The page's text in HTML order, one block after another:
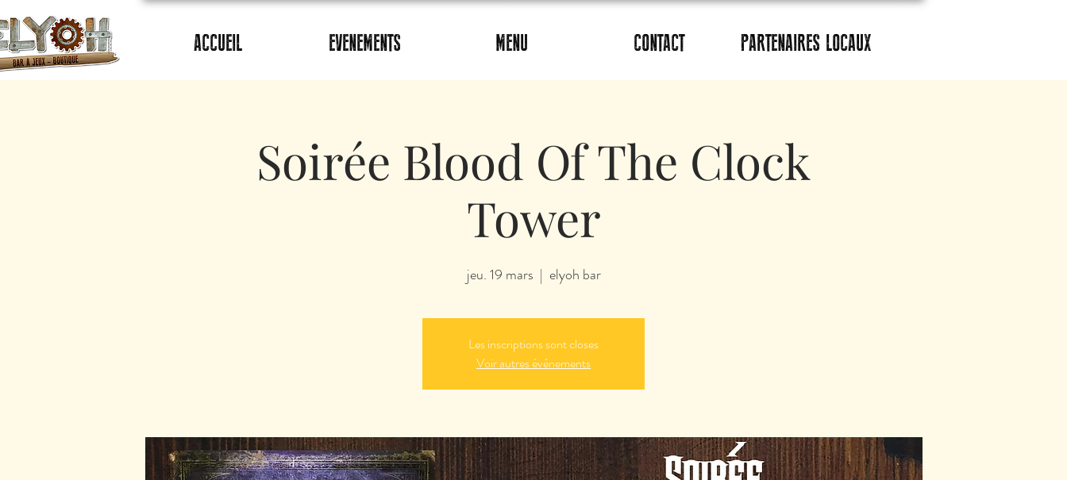
ACCUEIL EVENEMENTS MENU CONTACT PARTENAIRES LOCAUX
Soirée Blood Of The Clock
Tower
jeu. 19 mars
  |
elyoh bar
Les inscriptions sont closes
Voir autres événements